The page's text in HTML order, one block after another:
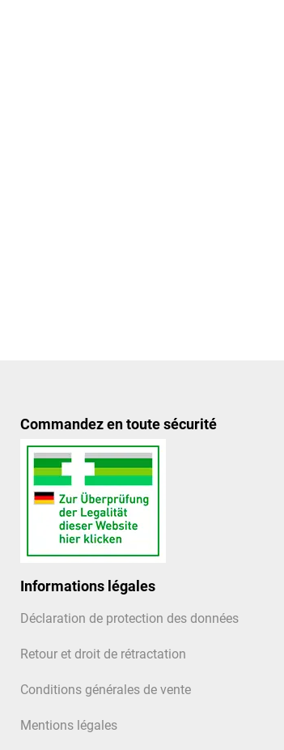
Commandez en toute sécurité
Informations légales
Déclaration de protection des données
Retour et droit de rétractation
Conditions générales de vente
Mentions légales